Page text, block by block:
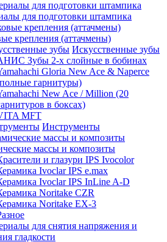
для подготовки штампика
крепления (аттачмены)
Искусственные зубы
Зубы 2-х слойные в бобинах
Gloria New Ace & Naperce
гарнитуры)
New Ace / Million (20
в боксах)
MFT
Инструменты
массы и композиты
и глазури IPS Ivocolor
Ivoclar IPS e.max
Ivoclar IPS InLine A-D
Noritake CZR
Noritake EX-3